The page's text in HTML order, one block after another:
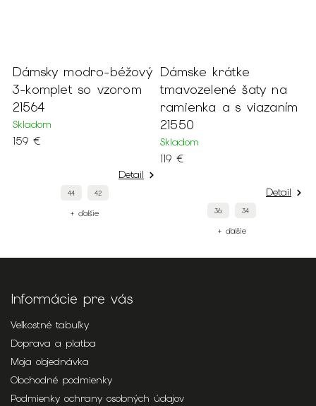
Dámsky modro-béžový
3-komplet so vzorom
21564
Skladom
159 €
Detail
44 42
+ ďalšie
Dámske krátke
tmavozelené šaty na
ramienka a s viazaním
21550
Skladom
119 €
Detail
36 34
+ ďalšie
Informácie pre vás
Veľkostné tabuľky
Doprava a platba
Moja objednávka
Obchodné podmienky
Podmienky ochrany osobných údajov